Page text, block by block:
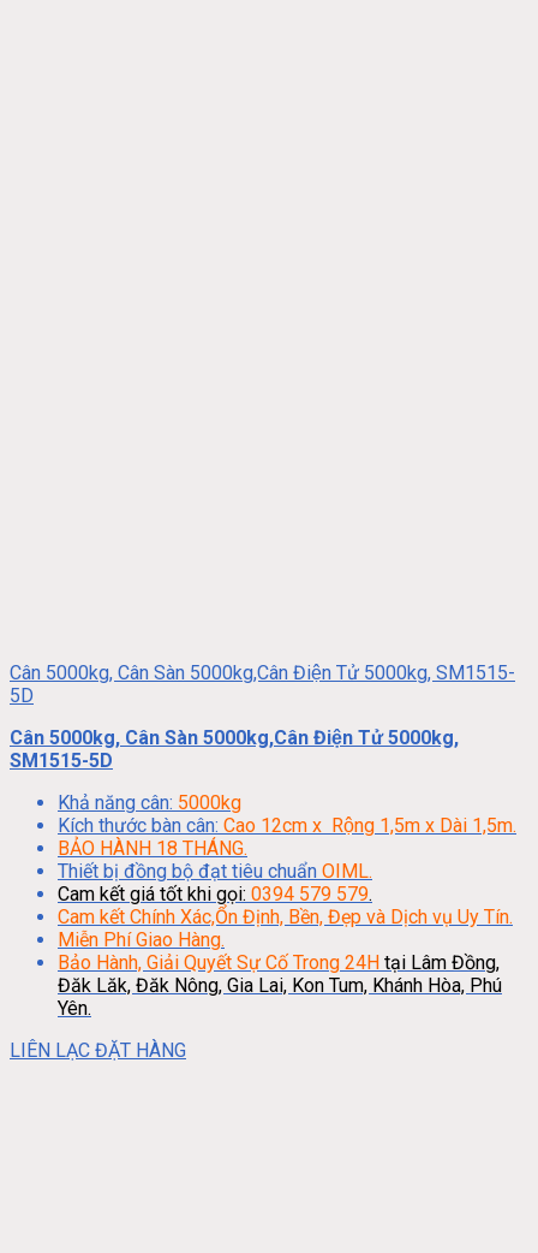
Cân 5000kg, Cân Sàn 5000kg,Cân Điện Tử 5000kg, SM1515-
5D
Cân 5000kg, Cân Sàn 5000kg,Cân Điện Tử 5000kg,
SM1515-5D
Khả năng cân: 5000kg
Kích thước bàn cân: Cao 12cm x Rộng 1,5m x Dài 1,5m.
BẢO HÀNH 18 THÁNG.
Thiết bị đồng bộ đạt tiêu chuẩn OIML.
Cam kết giá tốt khi gọi: 0394 579 579.
Cam kết Chính Xác,Ổn Định, Bền, Đẹp và Dịch vụ Uy Tín.
Miễn Phí Giao Hàng.
Bảo Hành, Giải Quyết Sự Cố Trong 24H tại Lâm Đồng,
Đăk Lăk, Đăk Nông, Gia Lai, Kon Tum, Khánh Hòa, Phú
Yên.
LIÊN LẠC ĐẶT HÀNG